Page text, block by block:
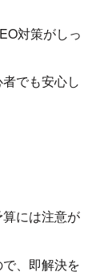
対策がしっ
でも安心し
には注意が
、即解決を